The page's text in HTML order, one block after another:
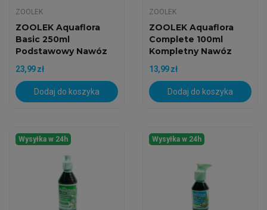
ZOOLEK
ZOOLEK Aquaflora
Basic 250ml
Podstawowy Nawóz
23,99 zł
Dodaj do koszyka
ZOOLEK
ZOOLEK Aquaflora
Complete 100ml
Kompletny Nawóz
13,99 zł
Dodaj do koszyka
Wysyłka w 24h Wysyłka w 24h